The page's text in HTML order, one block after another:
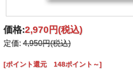
価格:2,970円(税込)
定価:4,950円(税込)
[ポイント還元 148ポイント～]